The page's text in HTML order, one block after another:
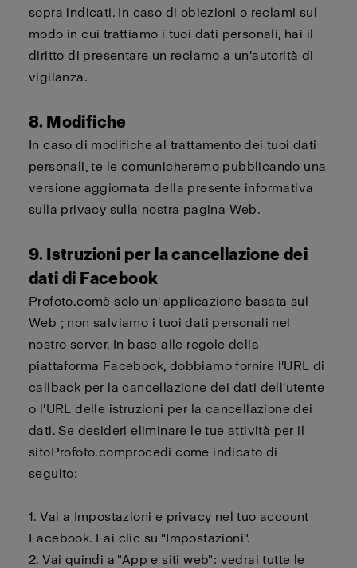
sopra indicati. In caso di obiezioni o reclami sul
modo in cui trattiamo i tuoi dati personali, hai il
diritto di presentare un reclamo a un'autorità di
vigilanza.
8. Modifiche
In caso di modifiche al trattamento dei tuoi dati
personali, te le comunicheremo pubblicando una
versione aggiornata della presente informativa
sulla privacy sulla nostra pagina Web.
9. Istruzioni per la cancellazione dei
dati di Facebook
Profoto.comè solo un' applicazione basata sul
Web ; non salviamo i tuoi dati personali nel
nostro server. In base alle regole della
piattaforma Facebook, dobbiamo fornire l'URL di
callback per la cancellazione dei dati dell'utente
o l'URL delle istruzioni per la cancellazione dei
dati. Se desideri eliminare le tue attività per il
sitoProfoto.comprocedi come indicato di
seguito:
1. Vai a Impostazioni e privacy nel tuo account
Facebook. Fai clic su "Impostazioni".
2.Vai quindi a "App e siti web": vedrai tutte le